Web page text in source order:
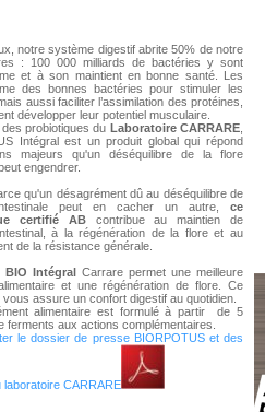
notre système digestif abrite 50% de notre
: 100 000 milliards de bactéries y sont
et à son maintient en bonne santé. Les
des bonnes bactéries pour stimuler les
aussi faciliter l’assimilation des protéines,
développer leur potentiel musculaire.
probiotiques du Laboratoire CARRARE
Intégral est un produit global qui répond
majeurs qu'un déséquilibre de la flore
engendrer.
qu'un désagrément dû au déséquilibre de
peut en cacher un autre, ce
certifié AB contribue au maintien de
à la régénération de la flore et au
de la résistance générale.
BIO Intégral Carrare permet une meilleure
et une régénération de flore. Ce
vous assure un confort digestif au quotidien.
alimentaire est formulé à partir de 5
ferments aux actions complémentaires.
le dossier de presse BIORPOTUS et des
laboratoire CARRARE